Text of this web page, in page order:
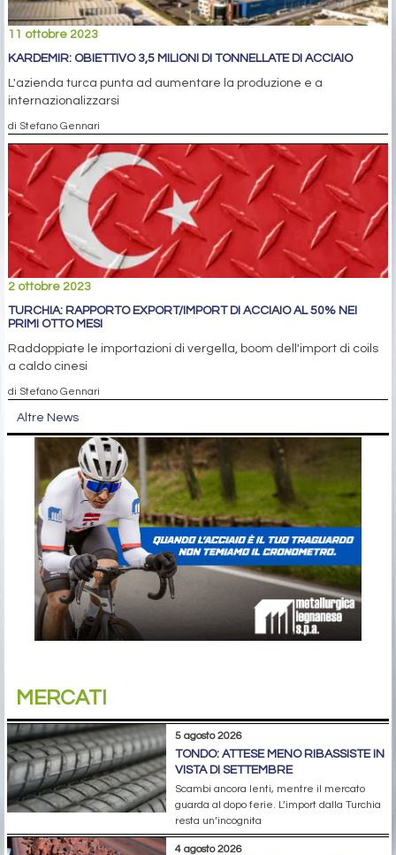
11 ottobre 2023
KARDEMIR: OBIETTIVO 3,5 MILIONI DI TONNELLATE DI ACCIAIO
L'azienda turca punta ad aumentare la produzione e a
internazionalizzarsi
di Stefano Gennari
2 ottobre 2023
TURCHIA: RAPPORTO EXPORT/IMPORT DI ACCIAIO AL 50% NEI
PRIMI OTTO MESI
Raddoppiate le importazioni di vergella, boom dell'import di coils
a caldo cinesi
di Stefano Gennari
Altre News
MERCATI
5 agosto 2026
TONDO: ATTESE MENO RIBASSISTE IN
VISTA DI SETTEMBRE
Scambi ancora lenti, mentre il mercato
guarda al dopo ferie. L’import dalla Turchia
resta un’incognita
4 agosto 2026